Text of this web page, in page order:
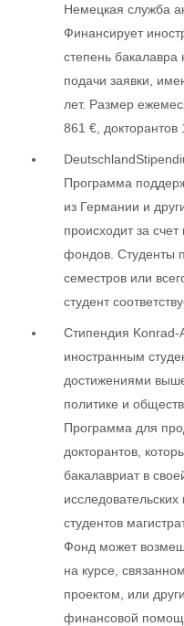
Немецкая служба
Финансирует
степень
подачи заявки,
лет. Размер
861 €,
Программа
из Германии и
происходит за
фондов. Студенты
семестров или
студент
Стипендия
иностранным
достижениями
политике и
Программа для
докторантов,
бакалавриат в
студентов
Фонд может
на курсе,
проектом, или
финансовой